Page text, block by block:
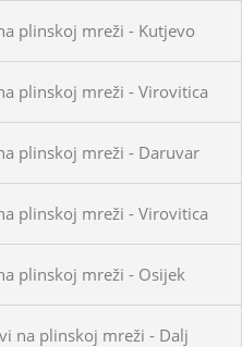
plinskoj mreži - Kutjevo
plinskoj mreži - Virovitica
plinskoj mreži - Daruvar
plinskoj mreži - Virovitica
plinskoj mreži - Osijek
na plinskoj mreži - Dalj